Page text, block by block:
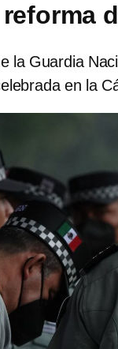
la Guardia
en la